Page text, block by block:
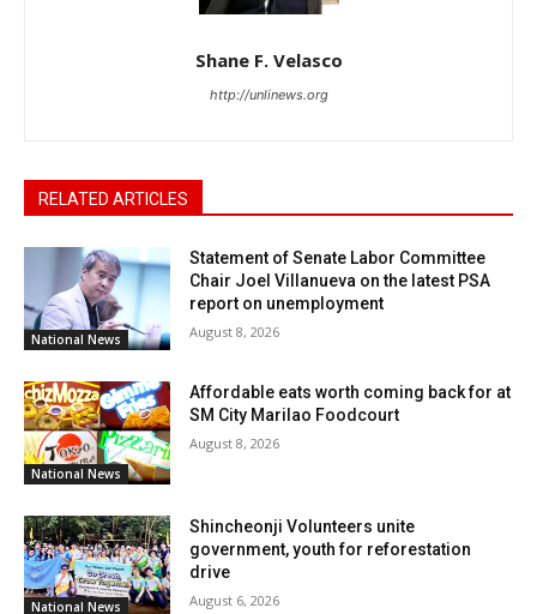
Shane F. Velasco
http://unlinews.org
RELATED ARTICLES
National News
Statement of Senate Labor Committee
Chair Joel Villanueva on the latest PSA
report on unemployment
August 8, 2026
National News
Affordable eats worth coming back for at
SM City Marilao Foodcourt
August 8, 2026
National News
Shincheonji Volunteers unite
government, youth for reforestation
drive
August 6, 2026